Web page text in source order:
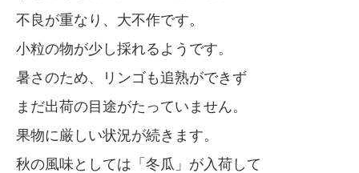
不良が重なり、大不作です。
小粒の物が少し採れるようです。
暑さのため、リンゴも追熟ができず
まだ出荷の目途がたっていません。
果物に厳しい状況が続きます。
秋の風味としては「冬瓜」が入荷して